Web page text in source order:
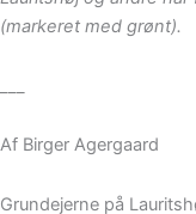
(markeret med grønt).
Af Birger Agergaard
Grundejerne på